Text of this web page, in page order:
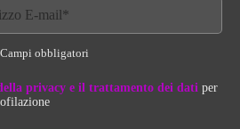
obbligatori
privacy e il trattamento dei dati per